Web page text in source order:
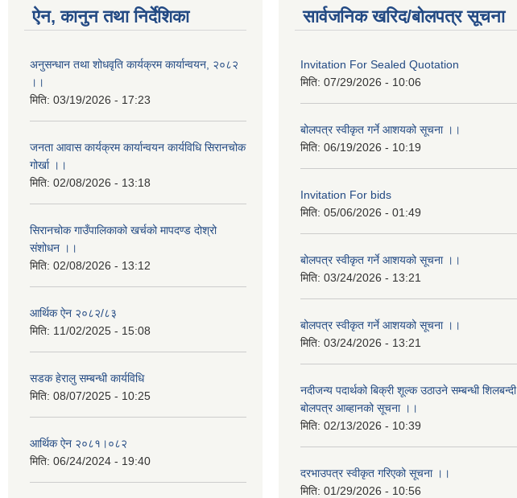
ऐन, कानुन तथा निर्देशिका
अनुसन्धान तथा शोधवृति कार्यक्रम कार्यान्वयन, २०८२
।।
मिति: 03/19/2026 - 17:23
जनता आवास कार्यक्रम कार्यान्वयन कार्यविधि सिरानचोक
गोर्खा ।।
मिति: 02/08/2026 - 13:18
सिरानचोक गाउँपालिकाको खर्चको मापदण्ड दोश्रो
संशोधन ।।
मिति: 02/08/2026 - 13:12
आर्थिक ऐन २०८२/८३
मिति: 11/02/2025 - 15:08
सडक हेरालु सम्बन्धी कार्यविधि
मिति: 08/07/2025 - 10:25
आर्थिक ऐन २०८१।०८२
मिति: 06/24/2024 - 19:40
सार्वजनिक खरिद/बोलपत्र सूचना
Invitation For Sealed Quotation
मिति: 07/29/2026 - 10:06
बोलपत्र स्वीकृत गर्ने आशयको सूचना ।।
मिति: 06/19/2026 - 10:19
Invitation For bids
मिति: 05/06/2026 - 01:49
बोलपत्र स्वीकृत गर्ने आशयको सूचना ।।
मिति: 03/24/2026 - 13:21
बोलपत्र स्वीकृत गर्ने आशयको सूचना ।।
मिति: 03/24/2026 - 13:21
नदीजन्य पदार्थको बिक्री शूल्क उठाउने सम्बन्धी शिलबन्दी
बोलपत्र आब्हानको सूचना ।।
मिति: 02/13/2026 - 10:39
दरभाउपत्र स्वीकृत गरिएको सूचना ।।
मिति: 01/29/2026 - 10:56